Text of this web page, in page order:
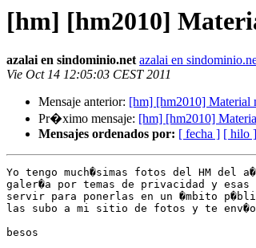
[hm] [hm2010]
azalai en sindominio.net azalai en
Vie Oct 14 12:05:03 CEST 2011
Mensaje anterior: [hm] [hm2010] Material
Pr�ximo mensaje: [hm] [hm2010]
Mensajes ordenados por: [ fecha ] [ hilo ]
Yo tengo much�simas fotos del HM del
galer�a por temas de privacidad y esas
servir para ponerlas en un �mbito
las subo a mi sitio de fotos y te
besos